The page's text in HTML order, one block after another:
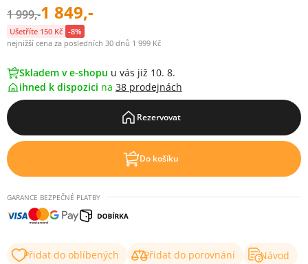
1 999,-1 849,-
Ušetříte 150 Kč -8%
nejnižší cena za posledních 30 dnů 1 999 Kč
Skladem v e-shopu u vás již 10. 8.
ihned k dispozici na 38 prodejnách
Rezervovat
Do košíku
GARANCE BEZPEČNÉ PLATBY
Přidat do oblíbených Přidat do porovnání
Návod